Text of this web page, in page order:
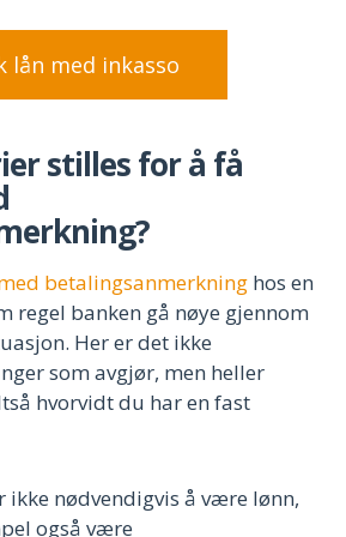
lån med inkasso
stilles for å få
betalingsanmerkning hos en
regel banken gå nøye gjennom
Her er det ikke
som avgjør, men heller
hvorvidt du har en fast
ikke nødvendigvis å være lønn,
også være